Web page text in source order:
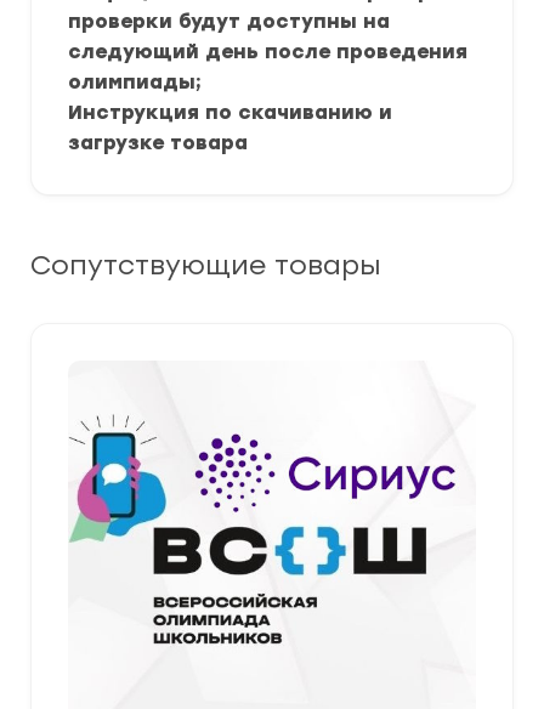
проверки будут доступны на
следующий день после проведения
олимпиады;
Инструкция по скачиванию и
загрузке товара
Сопутствующие товары